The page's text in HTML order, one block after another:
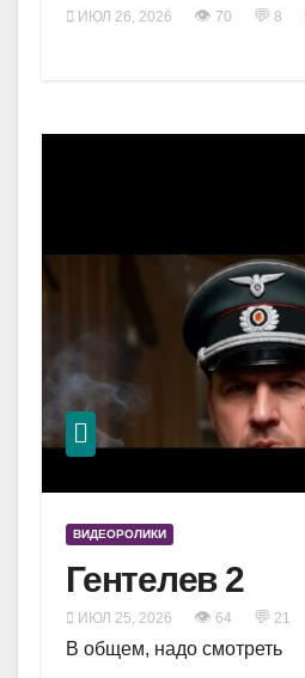
ИЮЛ 26, 2026 👁 70 💬 8
ВИДЕОРОЛИКИ
Гентелев 2
ИЮЛ 25, 2026 👁 64 💬 21
В общем, надо смотреть